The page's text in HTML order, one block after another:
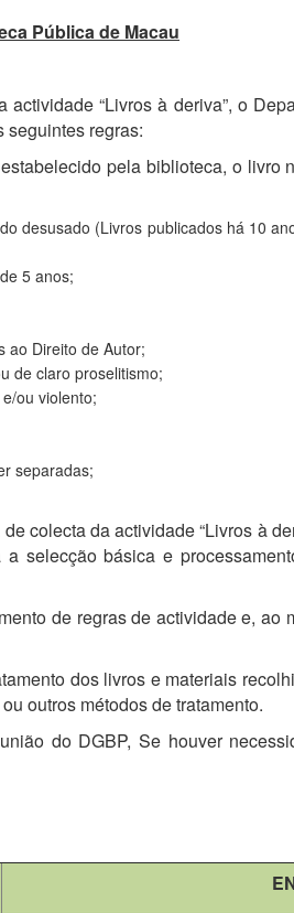
Pública de Macau
“Livros à deriva”, o
seguintes regras:
pela biblioteca, o livro
desusado (Livros publicados há 10
5 anos;
ao Direito de Autor;
de claro proselitismo;
ou violento;
separadas;
colecta da actividade “Livros à
selecção básica e
de regras de actividade e, ao
dos livros e materiais
outros métodos de tratamento.
do DGBP, Se houver